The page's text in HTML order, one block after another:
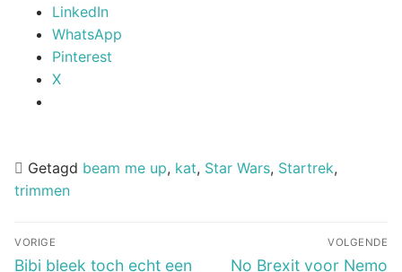
LinkedIn
WhatsApp
Pinterest
X
Getagd beam me up, kat, Star Wars, Startrek,
trimmen
Bericht
navigatie
VORIGE
Vorig
Bibi bleek toch echt een
VOLGENDE
Volgend
No Brexit voor Nemo